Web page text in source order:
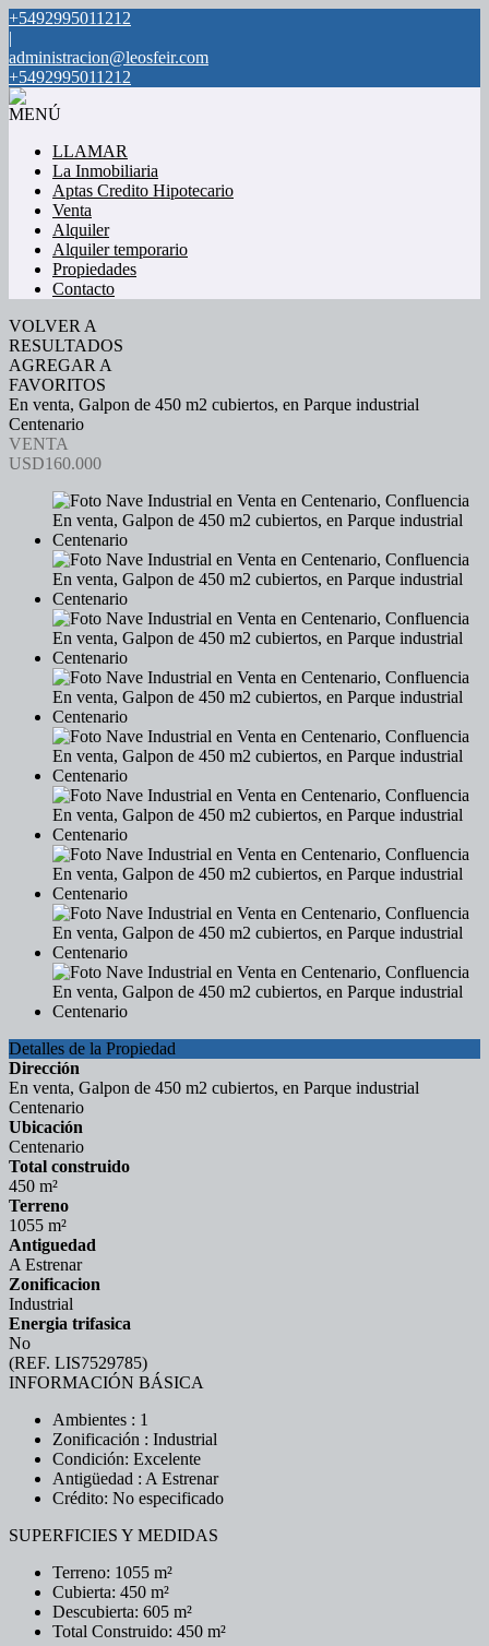
+5492995011212
|
administracion@leosfeir.com
+5492995011212
MENÚ
LLAMAR
La Inmobiliaria
Aptas Credito Hipotecario
Venta
Alquiler
Alquiler temporario
Propiedades
Contacto
VOLVER A
RESULTADOS
AGREGAR A
FAVORITOS
En venta, Galpon de 450 m2 cubiertos, en Parque industrial
Centenario
VENTA
USD160.000
Detalles de la Propiedad
Dirección
En venta, Galpon de 450 m2 cubiertos, en Parque industrial
Centenario
Ubicación
Centenario
Total construido
450 m²
Terreno
1055 m²
Antiguedad
A Estrenar
Zonificacion
Industrial
Energia trifasica
No
(REF. LIS7529785)
INFORMACIÓN BÁSICA
Ambientes : 1
Zonificación : Industrial
Condición: Excelente
Antigüedad : A Estrenar
Crédito: No especificado
SUPERFICIES Y MEDIDAS
Terreno: 1055 m²
Cubierta: 450 m²
Descubierta: 605 m²
Total Construido: 450 m²